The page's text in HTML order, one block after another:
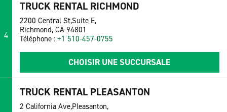
4
TRUCK RENTAL RICHMOND
2200 Central St,Suite E,
Richmond, CA 94801
Téléphone : +1 510-457-0755
CHOISIR UNE SUCCURSALE
TRUCK RENTAL PLEASANTON
2 California Ave,Pleasanton,